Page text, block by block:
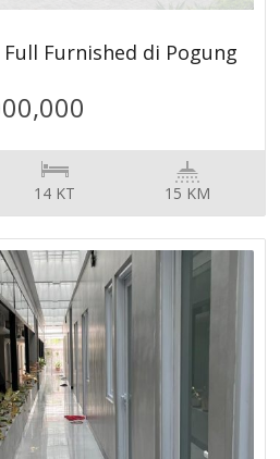
Full Furnished di Pogung
14 KT 15 KM